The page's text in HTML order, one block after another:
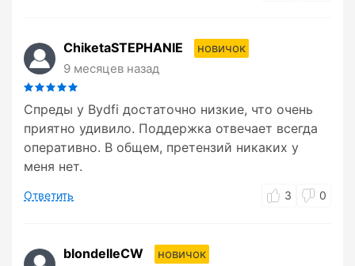
ChiketaSTEPHANIE
новичок
9 месяцев назад
Спреды у Bydfi достаточно низкие, что очень
приятно удивило. Поддержка отвечает всегда
оперативно. В общем, претензий никаких у
меня нет.
Ответить 3 0
blondelleCW
новичок